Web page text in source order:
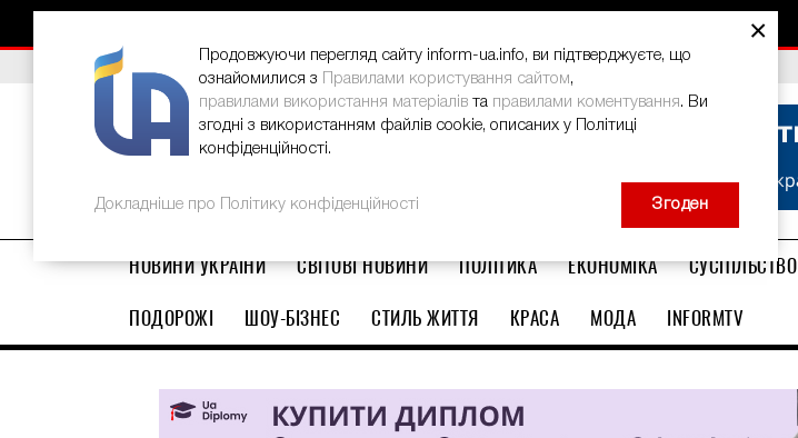
ВИБІР РЕДАКЦІЇ В Україні стартував ювілейний Global Teacher Prize-2026
НОВИНИ УКРАЇНИ СВІТОВІ НОВИНИ ПОЛІТИКА ЕКОНОМІКА СУСПІЛЬСТВО
ПОДОРОЖІ
ШОУ-БІЗНЕС СТИЛЬ ЖИТТЯ КРАСА МОДА INFORMTV
×
Продовжуючи перегляд сайту inform-ua.info, ви підтверджуєте, що
ознайомилися з
Правилами користування сайтом,
правилами використання матеріалів та правилами коментування. Ви
згодні з використанням файлів cookie, описаних у Політиці
конфіденційності.
Докладніше про Політику конфіденційності Згоден